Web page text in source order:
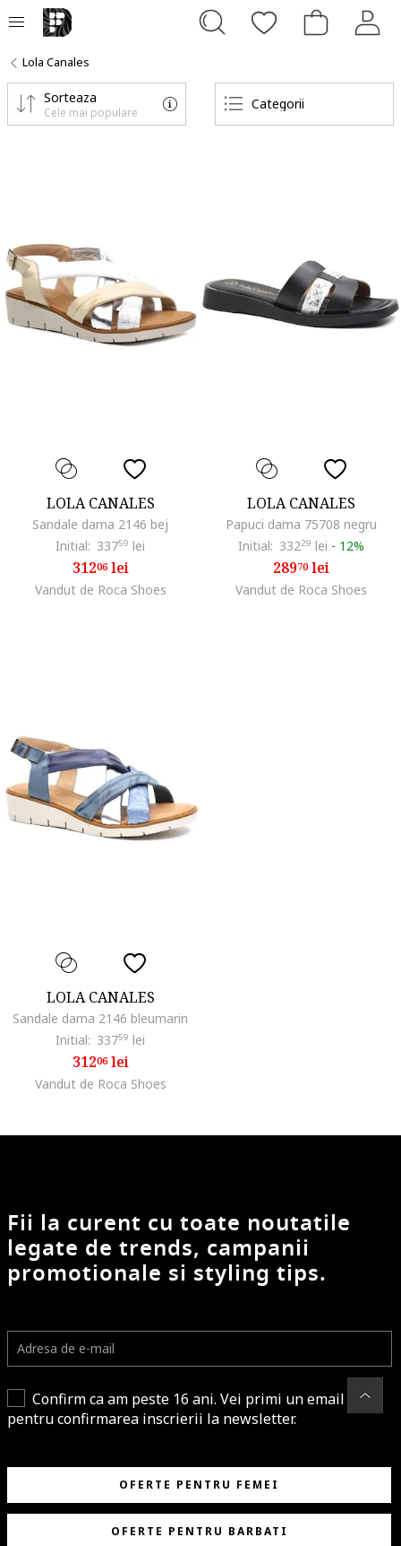
Lola Canales
Categorii
Sorteaza
Cele mai populare
LOLA CANALES
Sandale dama 2146 bej
Initial: 33759 lei
31206lei
Vandut de Roca Shoes
LOLA CANALES
Papuci dama 75708 negru
Initial: 33229 lei - 12%
28970lei
Vandut de Roca Shoes
LOLA CANALES
Sandale dama 2146 bleumarin
Initial: 33759 lei
31206lei
Vandut de Roca Shoes
Fii la curent cu toate noutatile
legate de trends, campanii
promotionale si styling tips.
Confirm ca am peste 16 ani. Vei primi un email
pentru confirmarea inscrierii la newsletter.
OFERTE PENTRU FEMEI
OFERTE PENTRU BARBATI